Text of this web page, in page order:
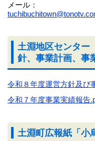
メール：
土淵地区センター
針、事業計画、事
令和８年度運営方針及び
令和７年度事業実績報告
土淵町広報紙「小